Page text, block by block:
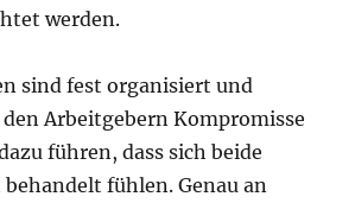
werden.
sind fest organisiert und
Arbeitgebern Kompromisse
führen, dass sich beide
fühlen. Genau an